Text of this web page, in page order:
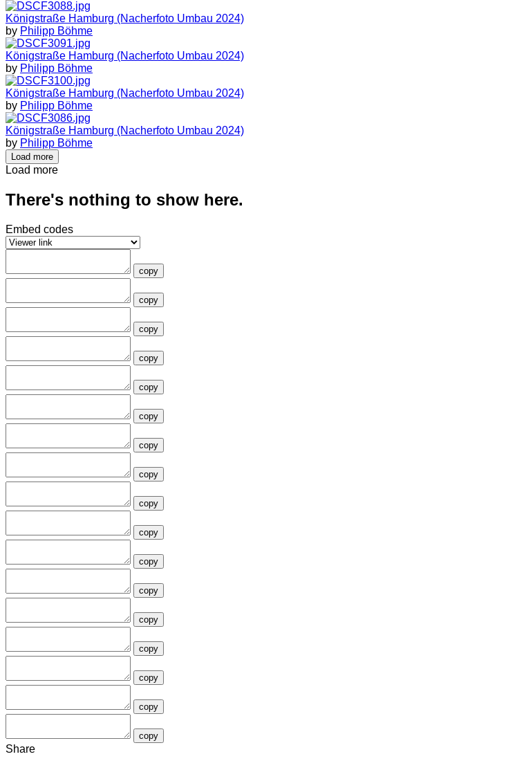
Königstraße Hamburg (Nacherfoto Umbau 2024)
by Philipp Böhme
Königstraße Hamburg (Nacherfoto Umbau 2024)
by Philipp Böhme
Königstraße Hamburg (Nacherfoto Umbau 2024)
by Philipp Böhme
Königstraße Hamburg (Nacherfoto Umbau 2024)
by Philipp Böhme
Load more
Load more
There's nothing to show here.
Embed codes
copy
copy
copy
copy
copy
copy
copy
copy
copy
copy
copy
copy
copy
copy
copy
copy
copy
Share